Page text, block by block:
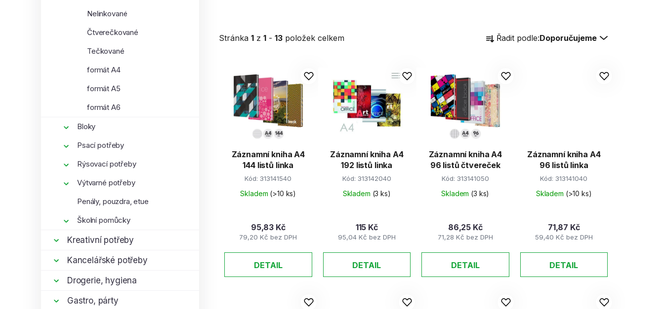
Nelinkované
Čtverečkované
Tečkované
formát A4
formát A5
formát A6
Bloky
Psací potřeby
Rýsovací potřeby
Výtvarné potřeby
Penály, pouzdra, etue
Školní pomůcky
Kreativní potřeby
Kancelářské potřeby
Drogerie, hygiena
Gastro, párty
Stránka 1 z 1 - 13 položek celkem
a
n
í
p
r
u
k
t
ů
Řadit podle:Doporučujeme
Záznamní kniha A4
144 listů linka
Kód:313141540
Skladem (>10 ks)
79,20 Kč bez DPH
95,83 Kč
DETAIL
Záznamní kniha A4
192 listů linka
Kód: 313142040
Skladem (3 ks)
95,04 Kč bez DPH
115 Kč
DETAIL
Záznamní kniha A4
96 listů čtvereček
Kód: 313141050
Skladem (3 ks)
71,28 Kč bez DPH
86,25 Kč
DETAIL
Záznamní kniha A4
96 listů linka
Kód:313141040
Skladem (>10 ks)
59,40 Kč bez DPH
71,87 Kč
DETAIL